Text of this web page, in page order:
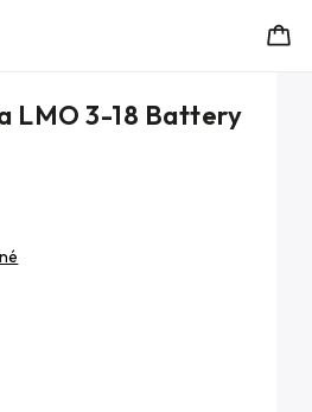
LMO 3-18 Battery